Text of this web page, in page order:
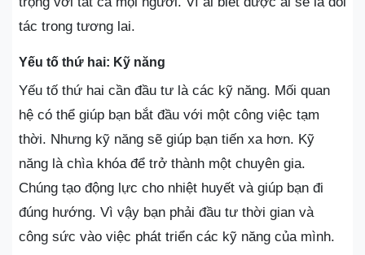
tác trong tương lai.
Yếu tố thứ hai: Kỹ năng
Yếu tố thứ hai cần đầu tư là các kỹ năng. Mối quan
hệ có thể giúp bạn bắt đầu với một công việc tạm
thời. Nhưng kỹ năng sẽ giúp bạn tiến xa hơn. Kỹ
năng là chìa khóa để trở thành một chuyên gia.
Chúng tạo động lực cho nhiệt huyết và giúp bạn đi
đúng hướng. Vì vậy bạn phải đầu tư thời gian và
công sức vào việc phát triển các kỹ năng của mình.